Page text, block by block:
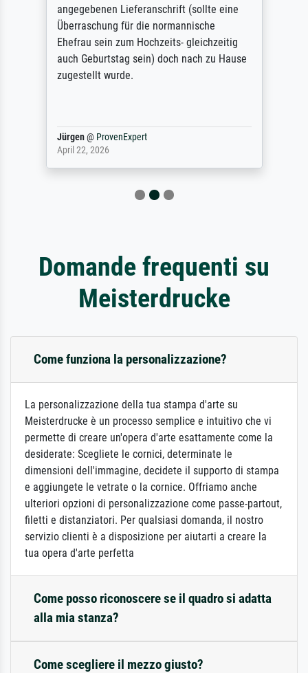
angegebenen Lieferanschrift (sollte eine
Überraschung für die normannische
Ehefrau sein zum Hochzeits- gleichzeitig
auch Geburtstag sein) doch nach zu Hause
zugestellt wurde.
Jürgen@ ProvenExpert
April 22, 2026
Domande frequenti su
Meisterdrucke
Come funziona la personalizzazione?
La personalizzazione della tua stampa d'arte su
Meisterdrucke è un processo semplice e intuitivo che vi
permette di creare un'opera d'arte esattamente come la
desiderate: Scegliete le cornici, determinate le
dimensioni dell'immagine, decidete il supporto di stampa
e aggiungete le vetrate o la cornice. Offriamo anche
ulteriori opzioni di personalizzazione come passe-partout,
filetti e distanziatori. Per qualsiasi domanda, il nostro
servizio clienti è a disposizione per aiutarti a creare la
tua opera d'arte perfetta
Come posso riconoscere se il quadro si adatta
alla mia stanza?
Come scegliere il mezzo giusto?